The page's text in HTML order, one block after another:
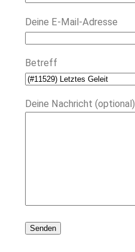
Deine E-Mail-Adresse
Betreff
Deine Nachricht (optional)